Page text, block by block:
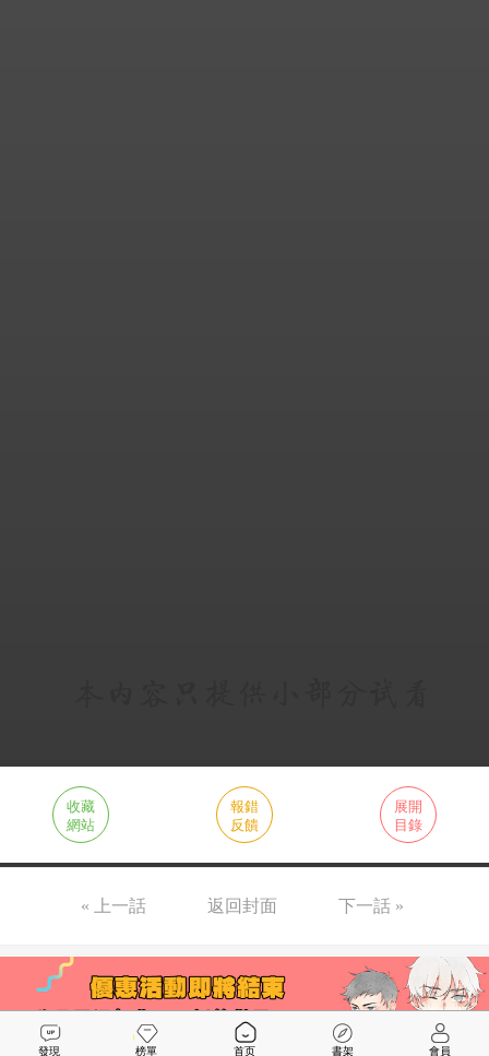
收藏
網站
報錯
反饋
展開
目錄
« 上一話 返回封面 下一話 »
發現 榜單 首页 書架 會員